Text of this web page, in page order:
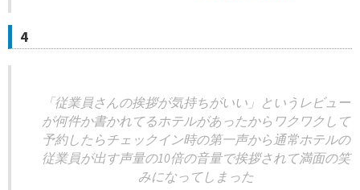
4
「従業員さんの挨拶が気持ちがいい」というレビュー
が何件か書かれてるホテルがあったからワクワクして
予約したらチェックイン時の第一声から通常ホテルの
従業員が出す声量の10倍の音量で挨拶されて満面の笑
みになってしまった